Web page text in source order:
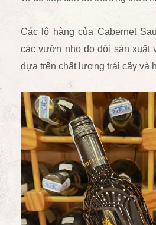
Các lô hàng của Cabernet
các vườn nho do đội sản xuất
dựa trên chất lượng trái cây và